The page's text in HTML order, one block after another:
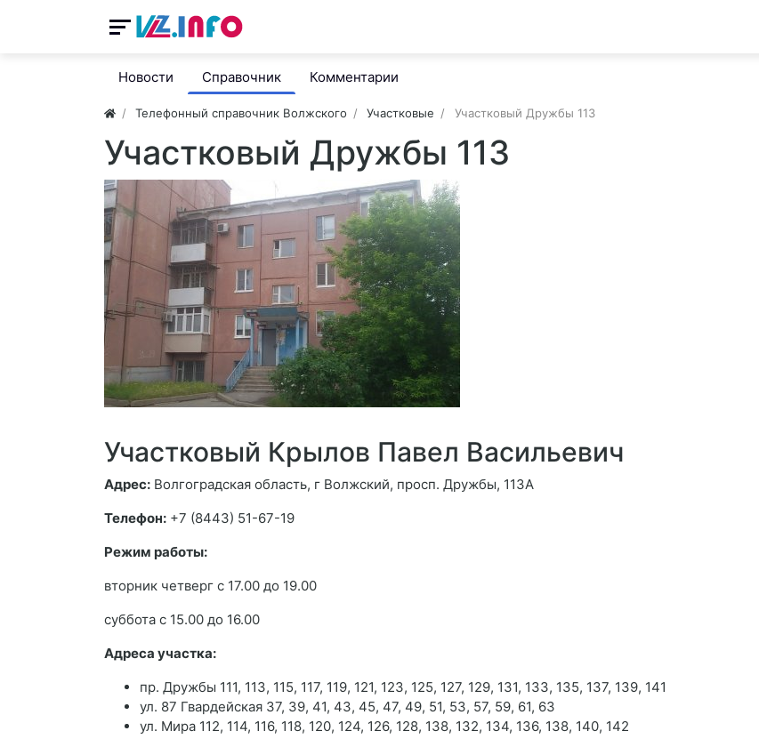
Новости Справочник Комментарии
Телефонный справочник Волжского Участковые Участковый Дружбы 113
Участковый Дружбы 113
Участковый Крылов Павел Васильевич
Адрес: Волгоградская область, г Волжский, просп. Дружбы, 113А
Телефон: +7 (8443) 51-67-19
Режим работы:
вторник четверг с 17.00 до 19.00
суббота с 15.00 до 16.00
Адреса участка:
пр. Дружбы 111, 113, 115, 117, 119, 121, 123, 125, 127, 129, 131, 133, 135, 137, 139, 141
ул. 87 Гвардейская 37, 39, 41, 43, 45, 47, 49, 51, 53, 57, 59, 61, 63
ул. Мира 112, 114, 116, 118, 120, 124, 126, 128, 138, 132, 134, 136, 138, 140, 142